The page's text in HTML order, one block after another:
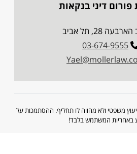
דיני בנקאות
28, תל אביב
03-674-9555
משפטי ולא מהווה לו תחליף. ההסתמכות על
באחריות המשתמש בלבד!